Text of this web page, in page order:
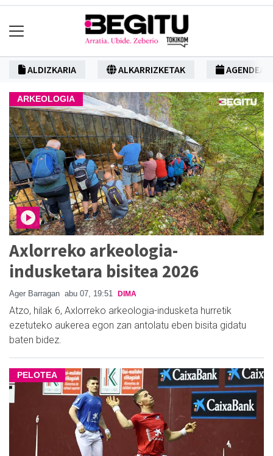
ALDIZKARIA ALKARRIZKETAK AGENDEA
ARKEOLOGIA
Axlorreko arkeologia-
indusketara bisitea 2026
Ager Barragan abu 07, 19:51 DIMA
Atzo, hilak 6, Axlorreko arkeologia-indusketa hurretik
ezetuteko aukerea egon zan antolatu eben bisita gidatu
baten bidez.
PELOTEA